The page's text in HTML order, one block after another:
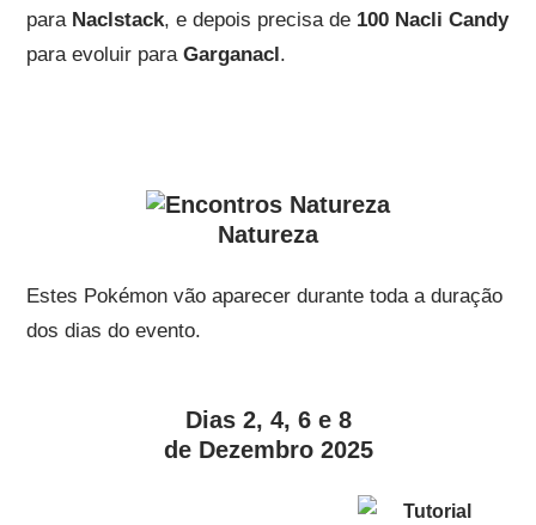
para Naclstack, e depois precisa de 100 Nacli Candy
para evoluir para Garganacl.
Natureza
Estes Pokémon vão aparecer durante toda a duração
dos dias do evento.
Dias 2, 4, 6 e 8
de Dezembro 2025